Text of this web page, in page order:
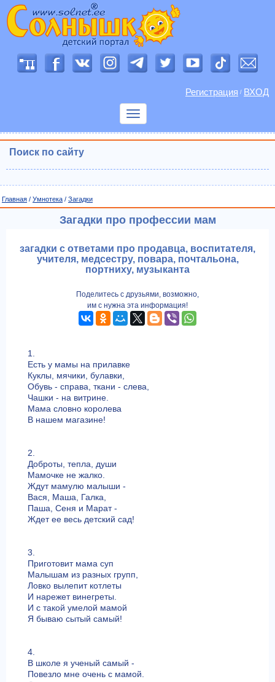
Регистрация / ВХОД
Показать
Поиск по сайту
Главная / Умнотека / Загадки
Загадки про профессии мам
загадки с ответами про продавца, воспитателя,
учителя, медсестру, повара, почтальона,
портниху, музыканта
Поделитесь с друзьями, возможно,
им с нужна эта информация!
1.
Есть у мамы на прилавке
Куклы, мячики, булавки,
Обувь - справа, ткани - слева,
Чашки - на витрине.
Мама словно королева
В нашем магазине!
2.
Доброты, тепла, души
Мамочке не жалко.
Ждут мамулю малыши -
Вася, Маша, Галка,
Паша, Сеня и Марат -
Ждет ее весь детский сад!
3.
Приготовит мама суп
Малышам из разных групп,
Ловко вылепит котлеты
И нарежет винегреты.
И с такой умелой мамой
Я бываю сытый самый!
4.
В школе я ученый самый -
Повезло мне очень с мамой.